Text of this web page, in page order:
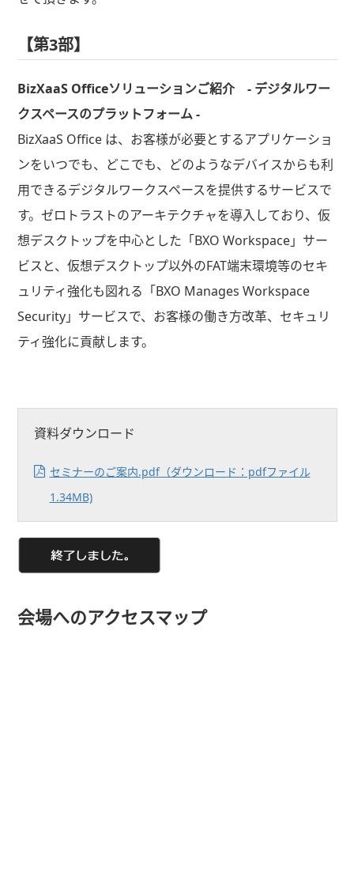
【第3部】
BizXaaS Officeソリューションご紹介 - デジタルワー
クスペースのプラットフォーム -
BizXaaS Office は、お客様が必要とするアプリケーショ
ンをいつでも、どこでも、どのようなデバイスからも利
用できるデジタルワークスペースを提供するサービスで
す。ゼロトラストのアーキテクチャを導入しており、仮
想デスクトップを中心とした「BXO Workspace」サー
ビスと、仮想デスクトップ以外のFAT端末環境等のセキ
ュリティ強化も図れる「BXO Manages Workspace
Security」サービスで、お客様の働き方改革、セキュリ
ティ強化に貢献します。
資料ダウンロード
セミナーのご案内.pdf（ダウンロード：pdfファイル
1.34MB)
会場へのアクセスマップ